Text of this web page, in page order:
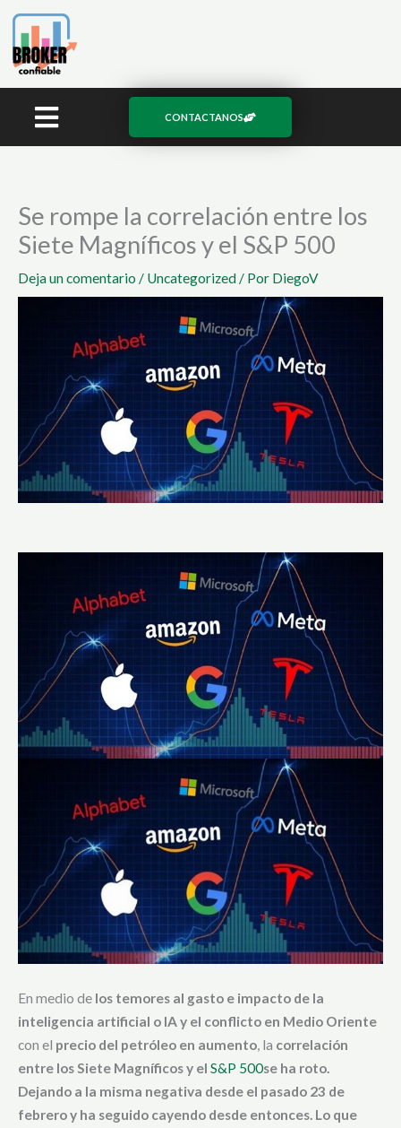
contenido
CONTACTANOS
Se rompe la correlación entre los
Siete Magníficos y el S&P 500
Deja un comentario / Uncategorized/ Por DiegoV
En medio de los temores al gasto e impacto de la
inteligencia artificial o IA y el conflicto en Medio Oriente
con el precio del petróleo en aumento, la correlación
entre los Siete Magníficos y el S&P 500se ha roto.
Dejando a la misma negativa desde el pasado 23 de
febrero y ha seguido cayendo desde entonces. Lo que